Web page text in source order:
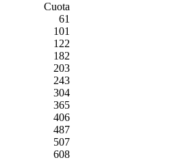
Cuota
61
101
122
182
203
243
304
365
406
487
507
608